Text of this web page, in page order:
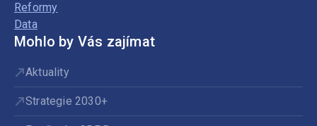
Reformy
Data
Mohlo by Vás zajímat
Aktuality
Strategie 2030+